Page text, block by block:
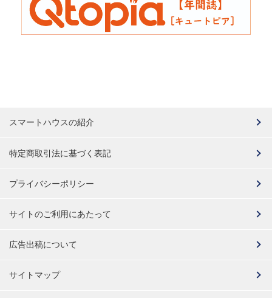
スマートハウスの紹介
特定商取引法に基づく表記
プライバシーポリシー
サイトのご利用にあたって
広告出稿について
サイトマップ